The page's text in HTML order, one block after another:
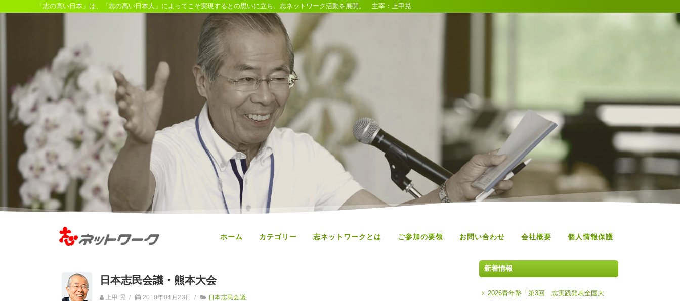
「志の高い日本」は、「志の高い日本人」によってこそ実現するとの思いに立ち、志ネットワーク活動を展開。 主宰：上甲晃
ホーム カテゴリー 志ネットワークとは ご参加の要領 お問い合わせ 会社概要 個人情報保護
日本志民会議・熊本大会
上甲 晃 / 2010年04月23日 / 日本志民会議
新着情報
2026青年塾「第3回 志実践発表全国大